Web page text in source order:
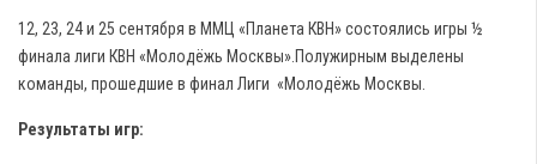
12, 23, 24 и 25 сентября в ММЦ «Планета КВН» состоялись игры ½
финала лиги КВН «Молодёжь Москвы».Полужирным выделены
команды, прошедшие в финал Лиги «Молодёжь Москвы.
Результаты игр: